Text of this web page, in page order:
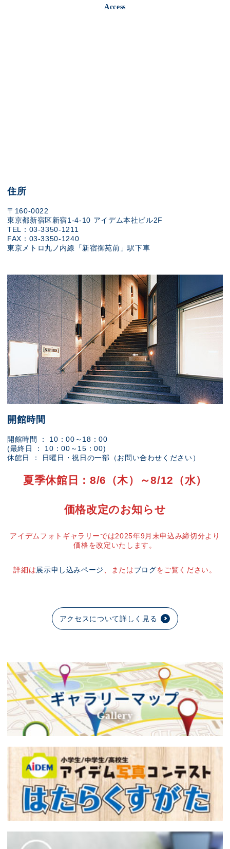
Access
住所
〒160-0022
東京都新宿区新宿1-4-10 アイデム本社ビル2F
TEL：03-3350-1211
FAX：03-3350-1240
東京メトロ丸ノ内線「新宿御苑前」駅下車
開館時間
開館時間 ： 10：00～18：00
(最終日 ： 10：00～15：00)
休館日 ： 日曜日・祝日の一部（お問い合わせください）
夏季休館日：8/6（木）～8/12（水）
価格改定のお知らせ
アイデムフォトギャラリーでは2025年9月末申込み締切分より
価格を改定いたします。
詳細は展示申し込みページ 、またはブログをご覧ください。
アクセスについて詳しく見る